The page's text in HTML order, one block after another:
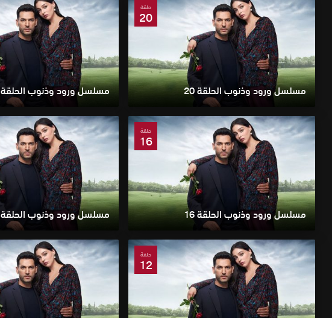
حلقة
20
مسلسل ورود وذنوب الحلقة 20 مسلسل ورود وذنوب الحلقة 19
حلقة
16
مسلسل ورود وذنوب الحلقة 16 مسلسل ورود وذنوب الحلقة 15
حلقة
12